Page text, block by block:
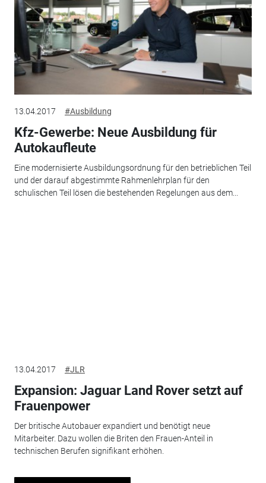
13.04.2017 #Ausbildung
Kfz-Gewerbe: Neue Ausbildung für
Autokaufleute
Eine modernisierte Ausbildungsordnung für den betrieblichen Teil
und der darauf abgestimmte Rahmenlehrplan für den
schulischen Teil lösen die bestehenden Regelungen aus dem...
13.04.2017 #JLR
Expansion: Jaguar Land Rover setzt auf
Frauenpower
Der britische Autobauer expandiert und benötigt neue
Mitarbeiter. Dazu wollen die Briten den Frauen-Anteil in
technischen Berufen signifikant erhöhen.